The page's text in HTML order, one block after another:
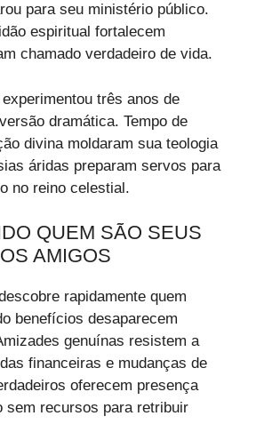
para seu ministério público.
espiritual fortalecem
chamado verdadeiro de vida.
três anos de
dramática. Tempo de
divina moldaram sua teologia
áridas preparam servos para
no reino celestial.
QUEM SÃO SEUS
AMIGOS
rapidamente quem
benefícios desaparecem
genuínas resistem a
financeiras e mudanças de
oferecem presença
sem recursos para retribuir